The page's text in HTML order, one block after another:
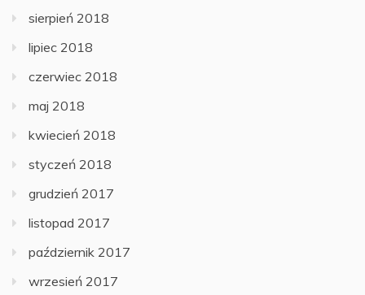
sierpień 2018
lipiec 2018
czerwiec 2018
maj 2018
kwiecień 2018
styczeń 2018
grudzień 2017
listopad 2017
październik 2017
wrzesień 2017